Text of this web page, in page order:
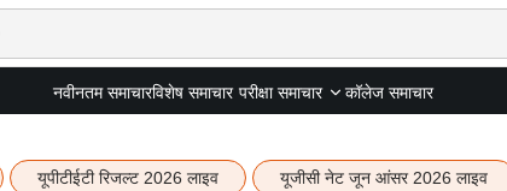
नवीनतम समाचारविशेष समाचार परीक्षा समाचार कॉलेज समाचार
यूपीटीईटी रिजल्ट 2026 लाइव यूजीसी नेट जून आंसर 2026 लाइव